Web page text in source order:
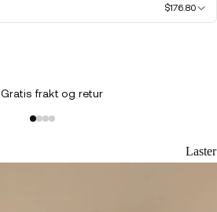
$176.80
Gratis frakt og retur